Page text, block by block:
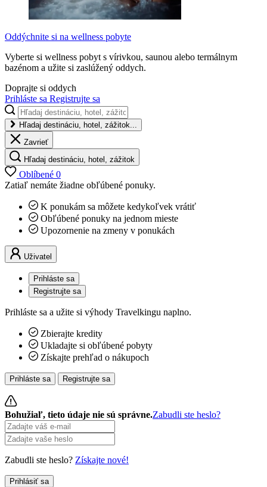
Oddýchnite si na wellness pobyte
Vyberte si wellness pobyt s vírivkou, saunou alebo termálnym
bazénom a užite si zaslúžený oddych.
Doprajte si oddych
Prihláste sa Registrujte sa
Hľadaj destináciu, hotel, zážitok...
Zavrieť
Hľadaj destináciu, hotel, zážitok
Oblíbené 0
Zatiaľ nemáte žiadne obľúbené ponuky.
K ponukám sa môžete kedykoľvek vrátiť
Obľúbené ponuky na jednom mieste
Upozornenie na zmeny v ponukách
Uživatel
Prihláste sa
Registrujte sa
Prihláste sa a užite si výhody Travelkingu naplno.
Zbierajte kredity
Ukladajte si obľúbené pobyty
Získajte prehľad o nákupoch
Prihláste sa Registrujte sa
Bohužiaľ, tieto údaje nie sú správne.Zabudli ste heslo?
Zabudli ste heslo? Získajte nové!
Prihlásiť sa